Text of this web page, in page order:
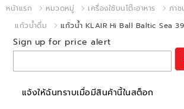
หน้าแรก หมวดหมู่ เครื่องใช้บนโต๊ะอาหาร
ภาช
แก้วน้ำดื่ม
แก้วน้ำ KLAIR Hi Ball Baltic Sea
Sign up for price alert
แจ้งให้ฉันทราบเมื่อมีสินค้านี้ในสต็อก